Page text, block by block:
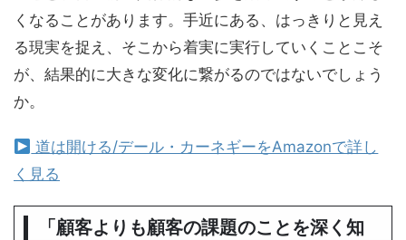
くなることがあります。手近にある、はっきりと見え
る現実を捉え、そこから着実に実行していくことこそ
が、結果的に大きな変化に繋がるのではないでしょう
か。
道は開ける/デール・カーネギーをAmazonで詳し
く見る
「顧客よりも顧客の課題のことを深く知